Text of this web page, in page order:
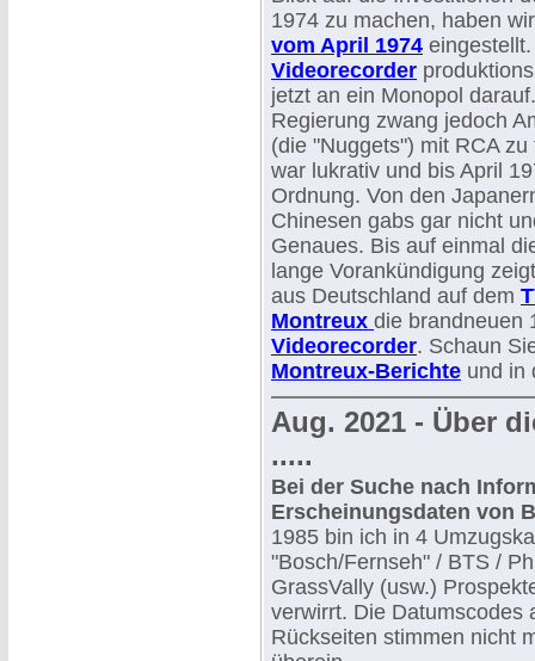
1974 zu machen, haben
vom April 1974
Videorecorder
jetzt an ein Monopol
Regierung zwang jedoch
(die "Nuggets") mit RCA
war lukrativ und bis April
Ordnung. Von den
Chinesen gabs gar nicht
Genaues. Bis auf einmal
lange Vorankündigung
aus Deutschland auf dem
Montreux die brandneuen
Videorecorder. Schaun
Montreux-Berichte und in
Aug. 2021 - Über
.....
Bei der Suche nach
Erscheinungsdaten von
1985 bin ich in 4
"Bosch/Fernseh" / BTS /
GrassVally (usw.)
verwirrt. Die Datumscodes
Rückseiten stimmen nicht